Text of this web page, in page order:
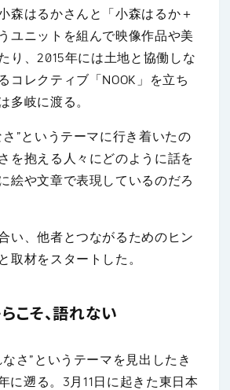
森はるかさんと「小森はるか＋
ユニットを組んで映像作品や美
り、2015年には土地と協働しな
コレクティブ「NOOK」を立ち
多岐に渡る。
さ”というテーマに行き着いたの
を抱える人々にどのように話を
絵や文章で表現しているのだろ
い、他者とつながるためのヒン
取材をスタートした。
こそ、語れない
さ”というテーマを見出したき
に遡る。3月11日に起きた東日本